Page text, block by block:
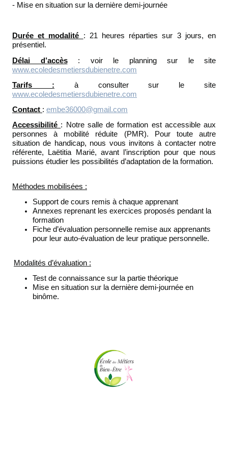
- Mise en situation sur la dernière demi-journée
Durée et modalité : 21 heures réparties sur 3 jours, en
présentiel.
Délai d’accès: voir le planning sur le site
www.ecoledesmetiersdubienetre.com
Tarifs : à consulter sur le site
www.ecoledesmetiersdubienetre.com
Contact : embe36000@gmail.com
Accessibilité : Notre salle de formation est accessible aux
personnes à mobilité réduite (PMR). Pour toute autre
situation de handicap, nous vous invitons à contacter notre
référente, Laëtitia Marié, avant l’inscription pour que nous
puissions étudier les possibilités d’adaptation de la formation.
Méthodes mobilisées :
Support de cours remis à chaque apprenant
Annexes reprenant les exercices proposés pendant la
formation
Fiche d’évaluation personnelle remise aux apprenants
pour leur auto-évaluation de leur pratique personnelle.
Modalités d’évaluation :
Test de connaissance sur la partie théorique
Mise en situation sur la dernière demi-journée en
binôme.